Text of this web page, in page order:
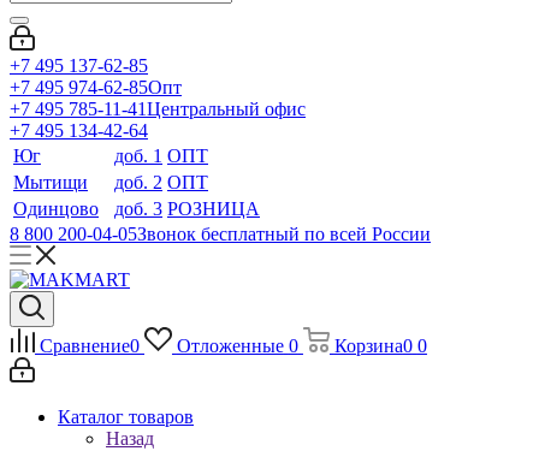
+7 495 137-62-85
+7 495 974-62-85Опт
+7 495 785-11-41Центральный офис
+7 495 134-42-64
Юг
доб. 1 ОПТ
Мытищи
доб. 2 ОПТ
Одинцово
доб. 3 РОЗНИЦА
8 800 200-04-05Звонок бесплатный по всей России
Сравнение0 Отложенные 0 Корзина0 0
Каталог товаров
Назад